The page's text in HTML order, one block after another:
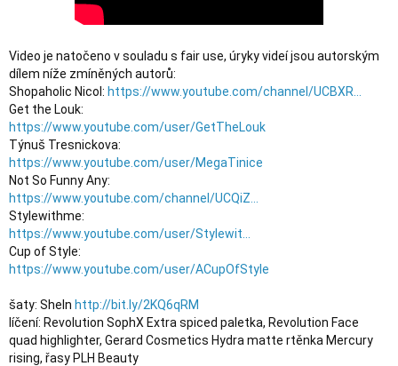
Video je natočeno v souladu s fair use, úryky videí jsou autorským
dílem níže zmíněných autorů:
Shopaholic Nicol: https://www.youtube.com/channel/UCBXR...
https://www.youtube.com/user/GetTheLouk
https://www.youtube.com/user/MegaTinice
https://www.youtube.com/channel/UCQiZ...
https://www.youtube.com/user/Stylewit...
https://www.youtube.com/user/ACupOfStyle
šaty: SheIn http://bit.ly/2KQ6qRM
líčení: Revolution SophX Extra spiced paletka, Revolution Face
quad highlighter, Gerard Cosmetics Hydra matte rtěnka Mercury
rising, řasy PLH Beauty